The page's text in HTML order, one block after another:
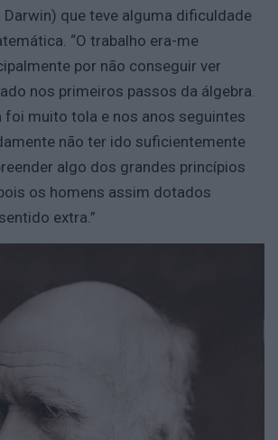
Darwin) que teve alguma dificuldade
“O trabalho era-me
por não conseguir ver
nos primeiros passos da álgebra.
foi muito tola e nos anos seguintes
não ter ido suficientemente
algo dos grandes princípios
os homens assim dotados
extra.”